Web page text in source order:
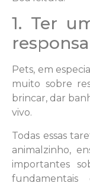
1. Ter
Pets, em
muito sobre
brincar, dar
vivo.
Todas essas
animalzinho,
importantes